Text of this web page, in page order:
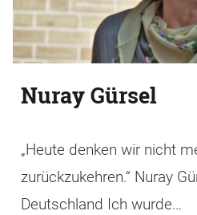
Nuray Gürsel
„Heute denken wir nicht
zurückzukehren.“ Nuray
Deutschland Ich wurde…